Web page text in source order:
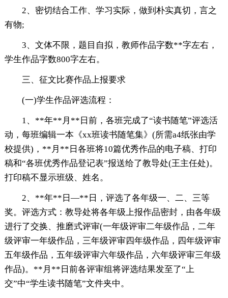
2、密切结合工作、学习实际，做到朴实真切，言之
有物;
3、文体不限，题目自拟，教师作品字数**字左右，
学生作品字数800字左右。
三、征文比赛作品上报要求
(一)学生作品评选流程：
1、**年**月**日前，各班完成了“读书随笔”评选活
动，每班编辑一本《xx班读书随笔集》(所需a4纸张由学
校提供)，**月**日各班将10篇优秀作品的电子稿、打印
稿和“各班优秀作品登记表”报送给了教导处(王主任处)。
打印稿不显示班级、姓名。
2、**年**日—**日，评选了各年级一、二、三等
奖。评选方式：教导处将各年级上报作品密封，由各年级
进行了交换、推磨式评审(一年级评审二年级作品，二年
级评审一年级作品，三年级评审四年级作品，四年级评审
五年级作品，五年级评审六年级作品，六年级评审三年级
作品)。**月**日前各评审组将评选结果发至了“上
交”中“学生读书随笔”文件夹中。